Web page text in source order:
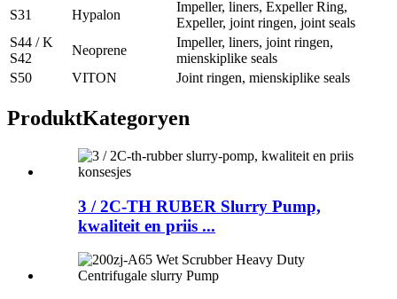
S31
Hypalon
Impeller, liners, Expeller Ring,
Expeller, joint ringen, joint seals
S44 / K
S42
Neoprene
Impeller, liners, joint ringen,
mienskiplike seals
S50
VITON Joint ringen, mienskiplike seals
ProduktKategoryen
3 / 2C-TH RUBER Slurry Pump,
kwaliteit en priis ...